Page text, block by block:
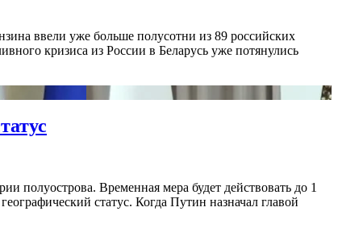
ввели уже больше полусотни из 89 российских
кризиса из России в Беларусь уже потянулись
полуострова. Временная мера будет действовать до 1
статус. Когда Путин назначал главой